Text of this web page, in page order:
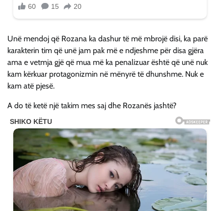
Unë mendoj që Rozana ka dashur të më mbrojë disi, ka parë
karakterin tim që unë jam pak më e ndjeshme për disa gjëra
ama e vetmja gjë që mua më ka penalizuar është që unë nuk
kam kërkuar protagonizmin në mënyrë të dhunshme. Nuk e
kam atë pjesë.
A do të ketë një takim mes saj dhe Rozanës jashtë?